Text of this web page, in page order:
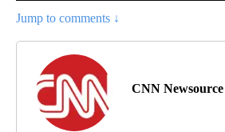
Jump to comments ↓
CNN Newsource